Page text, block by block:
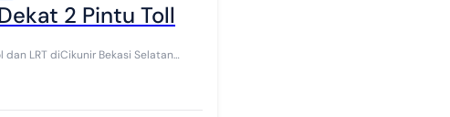
2 Pintu Toll
LRT diCikunir Bekasi Selatan